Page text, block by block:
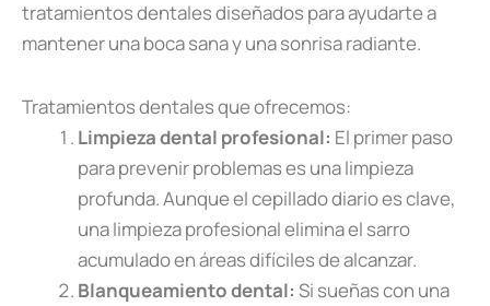
tratamientos dentales diseñados para ayudarte a
mantener una boca sana y una sonrisa radiante.
Tratamientos dentales que ofrecemos:
Limpieza dental profesional: El primer paso
para prevenir problemas es una limpieza
profunda. Aunque el cepillado diario es clave,
una limpieza profesional elimina el sarro
acumulado en áreas difíciles de alcanzar.
Blanqueamiento dental: Si sueñas con una